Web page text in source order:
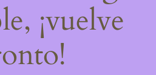
¡vuelve